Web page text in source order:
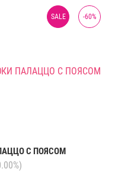
-60%
SALE
С ПОЯСОМ